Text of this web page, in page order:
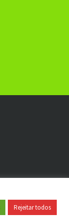
Rejeitar todos